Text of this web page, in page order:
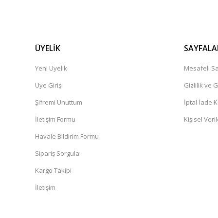
ÜYELİK
Yeni Üyelik
Üye Girişi
Şifremi Unuttum
İletişim Formu
Havale Bildirim Formu
Sipariş Sorgula
Kargo Takibi
İletişim
Mesafeli
Gizlilik ve
İptal İade
Kişisel